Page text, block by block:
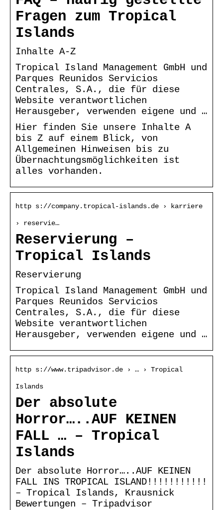
Fragen zum Tropical
Islands
Inhalte A-Z
Tropical Island Management GmbH und
Parques Reunidos Servicios
Centrales, S.A., die für diese
Website verantwortlichen
Herausgeber, verwenden eigene und …
Hier finden Sie unsere Inhalte A
bis Z auf einem Blick, von
Allgemeinen Hinweisen bis zu
Übernachtungsmöglichkeiten ist
alles vorhanden.
http s://company.tropical-islands.de › karriere
› reservie…
Reservierung –
Tropical Islands
Reservierung
Tropical Island Management GmbH und
Parques Reunidos Servicios
Centrales, S.A., die für diese
Website verantwortlichen
Herausgeber, verwenden eigene und …
http s://www.tripadvisor.de › … › Tropical
Islands
Der absolute
Horror…..AUF KEINEN
FALL … – Tropical
Islands
Der absolute Horror…..AUF KEINEN
FALL INS TROPICAL ISLAND!!!!!!!!!!!
– Tropical Islands, Krausnick
Bewertungen – Tripadvisor